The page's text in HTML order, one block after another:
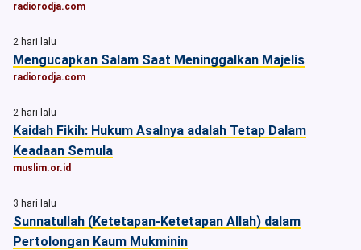
radiorodja.com
2 hari lalu
Mengucapkan Salam Saat Meninggalkan Majelis
radiorodja.com
2 hari lalu
Kaidah Fikih: Hukum Asalnya adalah Tetap Dalam
Keadaan Semula
muslim.or.id
3 hari lalu
Sunnatullah (Ketetapan-Ketetapan Allah) dalam
Pertolongan Kaum Mukminin